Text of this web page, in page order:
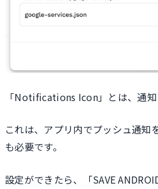
「Notifications Icon」とは、通知
これは、アプリ内でプッシュ通知
も必要です。
設定ができたら、「SAVE